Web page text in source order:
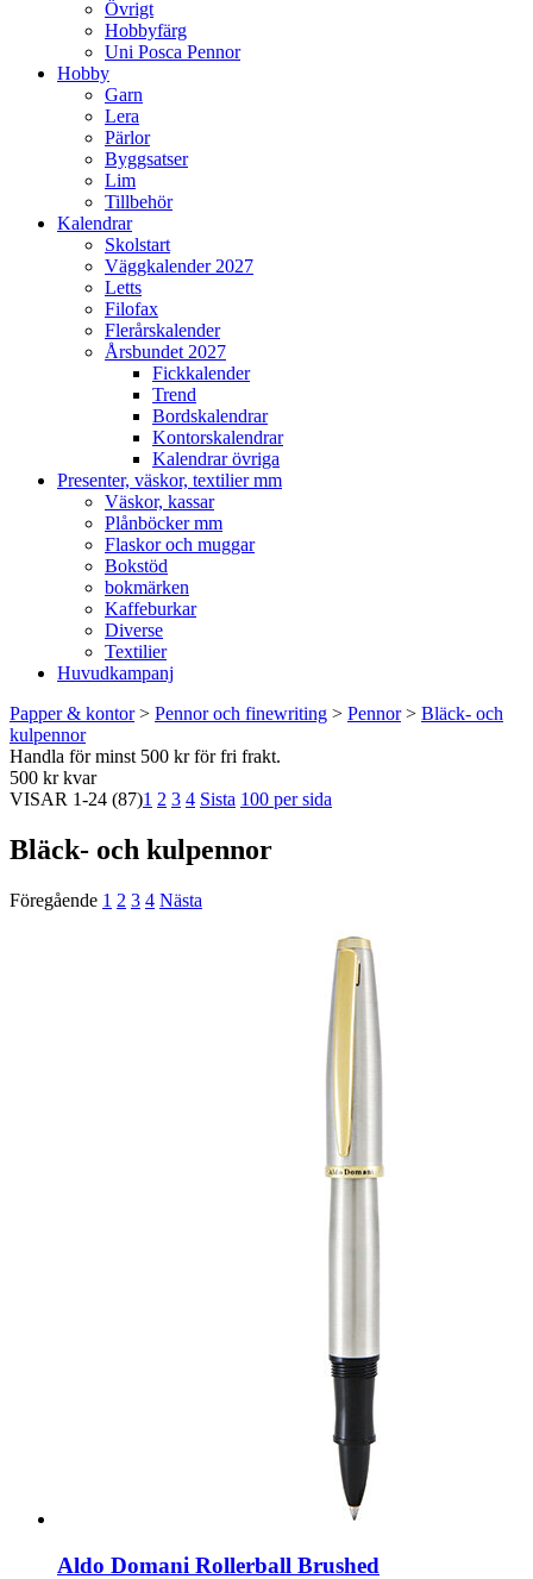
Övrigt
Hobbyfärg
Uni Posca Pennor
Hobby
Garn
Lera
Pärlor
Byggsatser
Lim
Tillbehör
Kalendrar
Skolstart
Väggkalender 2027
Letts
Filofax
Flerårskalender
Årsbundet 2027
Fickkalender
Trend
Bordskalendrar
Kontorskalendrar
Kalendrar övriga
Presenter, väskor, textilier mm
Väskor, kassar
Plånböcker mm
Flaskor och muggar
Bokstöd
bokmärken
Kaffeburkar
Diverse
Textilier
Huvudkampanj
Papper & kontor> Pennor och finewriting > Pennor> Bläck- och
kulpennor
Handla för minst 500 kr för fri frakt.
500 kr kvar
VISAR 1-24 (87)1 2 3 4 Sista 100 per sida
Bläck- och kulpennor
Föregående 1 2 3 4 Nästa
Aldo Domani Rollerball Brushed